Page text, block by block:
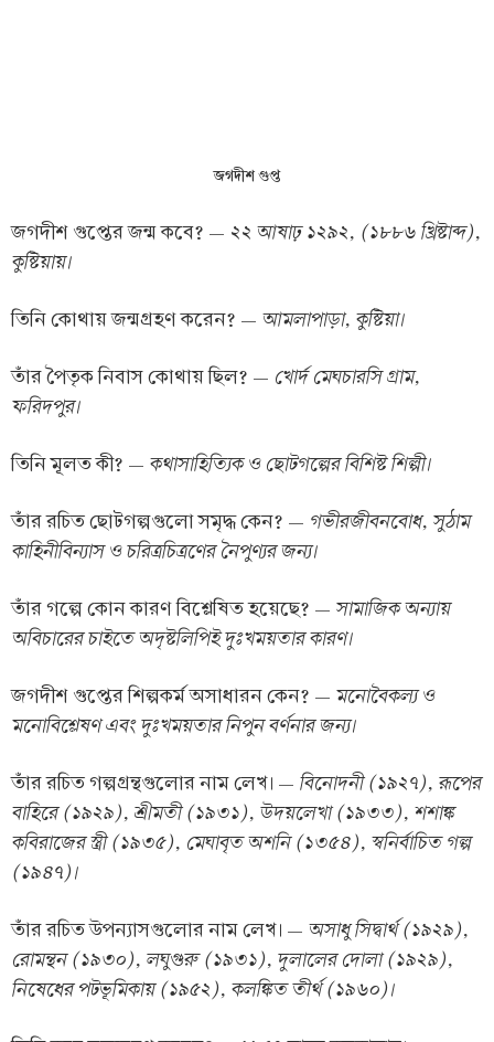
জগদীশ গুপ্ত
জগদীশ গুপ্তের জন্ম কবে? — ২২ আষাঢ় ১২৯২, (১৮৮৬ খ্রিষ্টাব্দ),
কুষ্টিয়ায়।
তিনি কোথায় জন্মগ্রহণ করেন? — আমলাপাড়া, কুষ্টিয়া।
তাঁর পৈতৃক নিবাস কোথায় ছিল? — খোর্দ মেঘচারসি গ্রাম,
ফরিদপুর।
তিনি মূলত কী? — কথাসাহিত্যিক ও ছোটগল্পের বিশিষ্ট শিল্পী।
তাঁর রচিত ছোটগল্পগুলো সমৃদ্ধ কেন? — গভীরজীবনবোধ, সুঠাম
কাহিনীবিন্যাস ও চরিত্রচিত্রণের নৈপুণ্যর জন্য।
তাঁর গল্পে কোন কারণ বিশ্লেষিত হয়েছে? — সামাজিক অন্যায়
অবিচারের চাইতে অদৃষ্টলিপিই দুঃখময়তার কারণ।
জগদীশ গুপ্তের শিল্পকর্ম অসাধারন কেন? — মনোবৈকল্য ও
মনোবিশ্লেষণ এবং দুঃখময়তার নিপুন বর্ণনার জন্য।
তাঁর রচিত গল্পগ্রন্থগুলোর নাম লেখ। — বিনোদনী (১৯২৭), রূপের
বাহিরে (১৯২৯), শ্রীমতী (১৯৩১), উদয়লেখা (১৯৩৩), শশাঙ্ক
কবিরাজের স্ত্রী (১৯৩৫), মেঘাবৃত অশনি (১৩৫৪), স্বনির্বাচিত গল্প
(১৯৪৭)।
তাঁর রচিত উপন্যাসগুলোর নাম লেখ। — অসাধু সিদ্বার্থ (১৯২৯),
রোমন্থন (১৯৩০), লঘুগুরু (১৯৩১), দুলালের দোলা (১৯২৯),
নিষেধের পটভূমিকায় (১৯৫২), কলঙ্কিত তীর্থ (১৯৬০)।